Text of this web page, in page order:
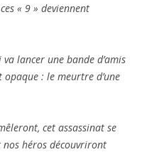
« 9 » deviennent
lancer une bande d’amis
: le meurtre d’une
cet assassinat se
nos héros découvriront